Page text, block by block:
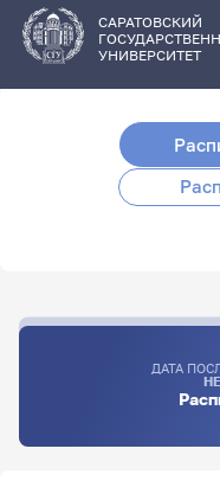
основному
содержанию
САРАТОВСКИЙ
УНИВЕРСИТЕТ
ДАТА